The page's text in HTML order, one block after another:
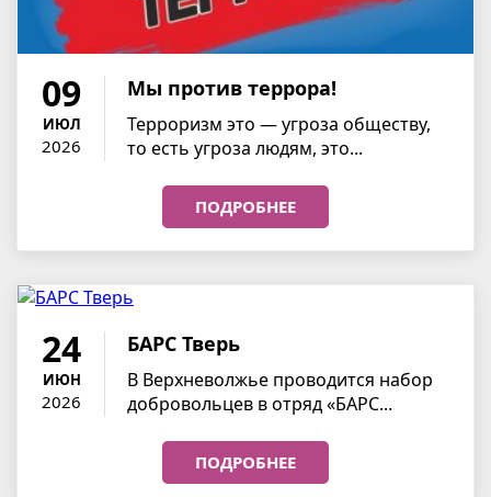
09
ИЮЛ
2026
Мы против террора!
Терроризм это — угроза обществу,
то есть угроза людям, это...
ПОДРОБНЕЕ
24
ИЮН
2026
БАРС Тверь
В Верхневолжье проводится набор
добровольцев в отряд «БАРС...
ПОДРОБНЕЕ